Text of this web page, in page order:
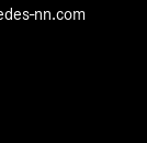
nn.com